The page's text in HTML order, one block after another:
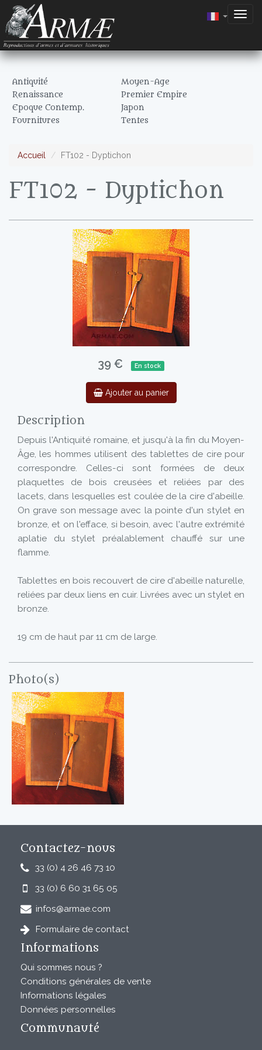
Antiquité
Moyen-Age
Renaissance
Premier Empire
Epoque Contemp.
Japon
Fournitures
Tentes
Accueil FT102 - Dyptichon
FT102 - Dyptichon
39 € En stock
Ajouter au panier
Description
Depuis l'Antiquité romaine, et jusqu'à la fin du Moyen-
Âge, les hommes utilisent des tablettes de cire pour
correspondre. Celles-ci sont formées de deux
plaquettes de bois creusées et reliées par des
lacets, dans lesquelles est coulée de la cire d'abeille.
On grave son message avec la pointe d'un stylet en
bronze, et on l'efface, si besoin, avec l'autre extrémité
aplatie du stylet préalablement chauffé sur une
flamme.
Tablettes en bois recouvert de cire d'abeille naturelle,
reliées par deux liens en cuir. Livrées avec un stylet en
bronze.
19 cm de haut par 11 cm de large.
Photo(s)
Contactez-nous
33 (0) 4 26 46 73 10
33 (0) 6 60 31 65 05
infos@armae.com
Formulaire de contact
Informations
Qui sommes nous ?
Conditions générales de vente
Informations légales
Données personnelles
Communauté